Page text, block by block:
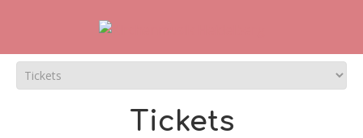
Tickets